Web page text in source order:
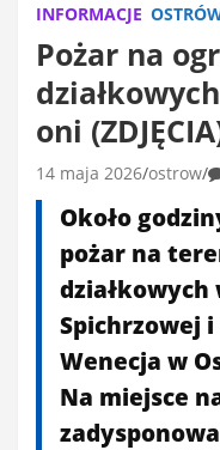
INFORMACJE
Pożar na
oni
14 maja 2026 ostrow
Około
pożar na
Spichrzowej
Wenecja w
Na miejsce